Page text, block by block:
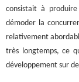
consistait à
démoder la
relativement
très longtemps, ce
développement sur